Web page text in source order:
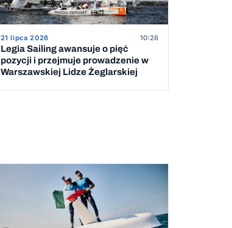
21 lipca 2026 10:26
Legia Sailing awansuje o pięć
pozycji i przejmuje prowadzenie w
Warszawskiej Lidze Żeglarskiej